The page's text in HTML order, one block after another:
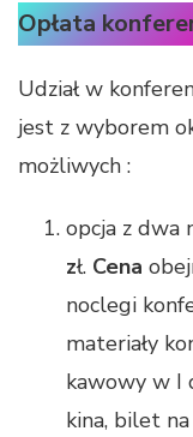
Opłata
Udział w
jest z wyborem
możliwych :
opcja z dwa
zł. Cena
noclegi
materiały
kawowy w I
kina, bilet